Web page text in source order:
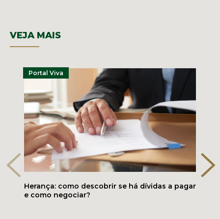
VEJA MAIS
Portal Viva
Herança: como descobrir se há dívidas a pagar
e como negociar?